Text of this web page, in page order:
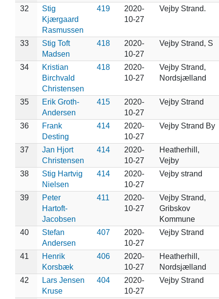
32
Stig
Kjærgaard
Rasmussen
419
2020-
10-27
Vejby Strand.
33
Stig Toft
Madsen
418
2020-
10-27
Vejby Strand, S
34
Kristian
Birchvald
Christensen
418
2020-
10-27
Vejby Strand,
Nordsjælland
35
Erik Groth-
Andersen
415
2020-
10-27
Vejby Strand
36
Frank
Desting
414
2020-
10-27
Vejby Strand By
37
Jan Hjort
Christensen
414
2020-
10-27
Heatherhill,
Vejby
38
Stig Hartvig
Nielsen
414
2020-
10-27
Vejby strand
39
Peter
Hartoft-
Jacobsen
411
2020-
10-27
Vejby Strand,
Gribskov
Kommune
40
Stefan
Andersen
407
2020-
10-27
Vejby Strand
41
Henrik
Korsbæk
406
2020-
10-27
Heatherhill,
Nordsjælland
42
Lars Jensen
Kruse
404
2020-
10-27
Vejby Strand